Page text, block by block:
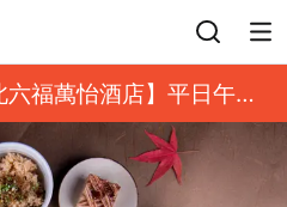
六福萬怡酒店】平日午餐
港點套餐